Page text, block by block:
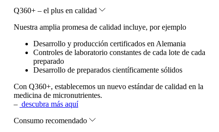
Q360+ – el plus en calidad
Nuestra amplia promesa de calidad incluye, por ejemplo
Desarrollo y producción certificados en Alemania
Controles de laboratorio constantes de cada lote de cada
preparado
Desarrollo de preparados científicamente sólidos
Con Q360+, establecemos un nuevo estándar de calidad en la
medicina de micronutrientes.
– descubra más aquí
Consumo recomendado